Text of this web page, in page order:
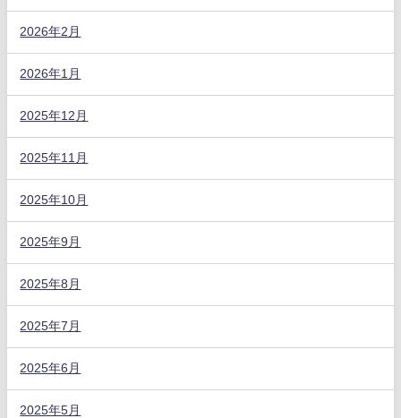
2026年2月
2026年1月
2025年12月
2025年11月
2025年10月
2025年9月
2025年8月
2025年7月
2025年6月
2025年5月